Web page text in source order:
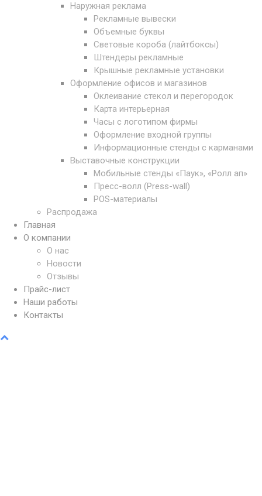
Наружная реклама
Рекламные вывески
Объемные буквы
Световые короба (лайтбоксы)
Штендеры рекламные
Крышные рекламные установки
Оформление офисов и магазинов
Оклеивание стекол и перегородок
Карта интерьерная
Часы с логотипом фирмы
Оформление входной группы
Информационные стенды с карманами
Выставочные конструкции
Мобильные стенды «Паук», «Ролл ап»
Пресс-волл (Press-wall)
POS-материалы
Распродажа
Главная
О компании
О нас
Новости
Отзывы
Прайс-лист
Наши работы
Контакты